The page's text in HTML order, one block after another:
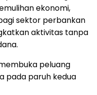
ekonomi,
sektor perbankan
aktivitas tanpa
peluang
pada paruh kedua